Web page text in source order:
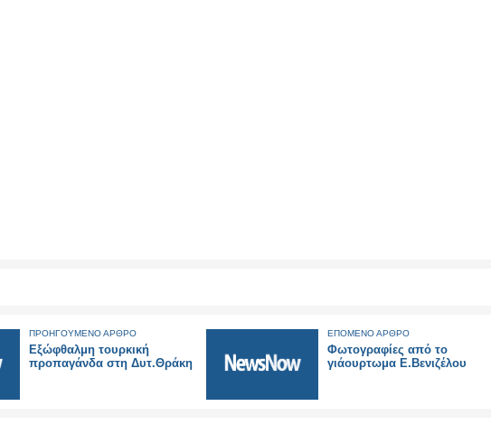
ΠΡΟΗΓΟΥΜΕΝΟ ΑΡΘΡΟ
Εξώφθαλμη τουρκική
προπαγάνδα στη Δυτ.Θράκη
ΕΠΟΜΕΝΟ ΑΡΘΡΟ
Φωτογραφίες από το
γιάουρτωμα Ε.Βενιζέλου